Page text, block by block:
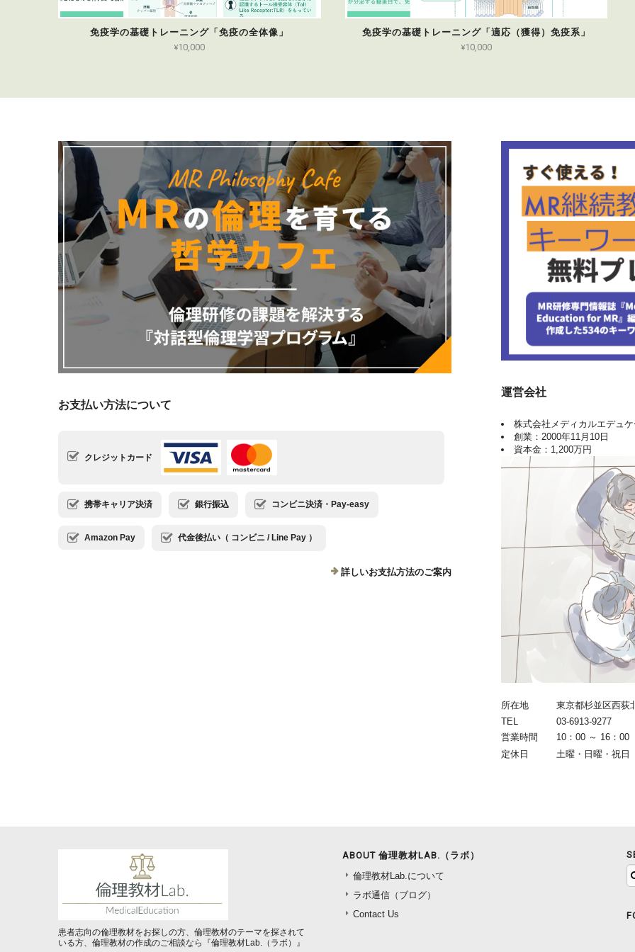
免疫学の基礎トレーニング「免疫の全体像」
¥10,000
免疫学の基礎トレーニング「適応（獲得）免疫系」
¥10,000
お支払い方法について
クレジットカード
携帯キャリア決済 銀行振込 コンビニ決済・Pay-easy
Amazon Pay 代金後払い（ コンビニ / Line Pay ）
詳しいお支払方法のご案内
運営会社
株式会社メディカルエデュ
創業：2000年11月10日
資本金：1,200万円
所在地
東京都杉並区西荻
TEL
03-6913-9277
営業時間
10：00 ～ 16：00
定休日
土曜・日曜・祝日
患者志向の倫理教材をお探しの方、倫理教材のテーマを探されて
いる方、倫理教材の作成のご相談なら『倫理教材Lab.（ラボ）』
ABOUT 倫理教材LAB.（ラボ）
倫理教材Lab.について
ラボ通信（ブログ）
Contact Us